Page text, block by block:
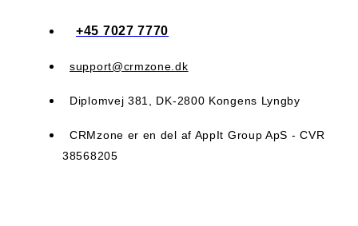
+45 7027 7770
support@crmzone.dk
Diplomvej 381, DK-2800 Kongens Lyngby
CRMzone er en del af AppIt Group ApS - CVR
38568205